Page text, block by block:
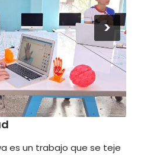
>
es un trabajo que se teje